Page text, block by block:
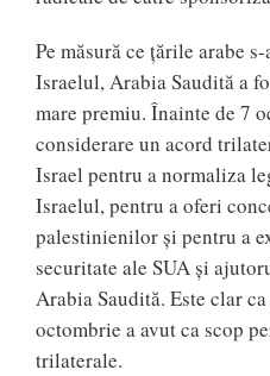
Pe măsură ce țările arabe
Israelul, Arabia Saudită a
mare premiu. Înainte de 7
considerare un acord
Israel pentru a normaliza
Israelul, pentru a oferi
palestinienilor și pentru a
securitate ale SUA și
Arabia Saudită. Este clar
octombrie a avut ca scop
trilaterale.